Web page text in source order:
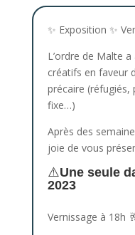
✨ Exposition ✨
L’ordre de Malte
créatifs en faveur
précaire (réfugiés,
fixe…)
Après des
joie de vous
⚠️Une seule
2023
Vernissage à 18h